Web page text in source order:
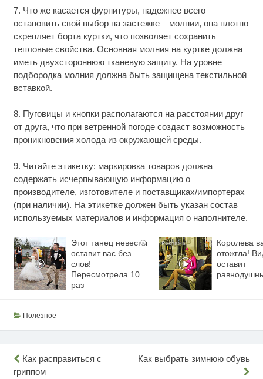
7. Что же касается фурнитуры, надежнее всего
остановить свой выбор на застежке – молнии, она плотно
скрепляет борта куртки, что позволяет сохранить
тепловые свойства. Основная молния на куртке должна
иметь двухстороннюю тканевую защиту. На уровне
подбородка молния должна быть защищена текстильной
вставкой.
8. Пуговицы и кнопки располагаются на расстоянии друг
от друга, что при ветренной погоде создаст возможность
проникновения холода из окружающей среды.
9. Читайте этикетку: маркировка товаров должна
содержать исчерпывающую информацию о
производителе, изготовителе и поставщиках/импортерах
(при наличии). На этикетке должен быть указан состав
используемых материалов и информация о наполнителе.
i
Этот танец невесты
оставит вас без
слов!
Пересмотрела 10
раз
Королева
отожгла!
оставит
Полезное
Навигация
Как расправиться с
гриппом
Как выбрать зимнюю обувь